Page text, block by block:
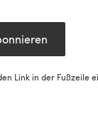
Link in der Fußzeile